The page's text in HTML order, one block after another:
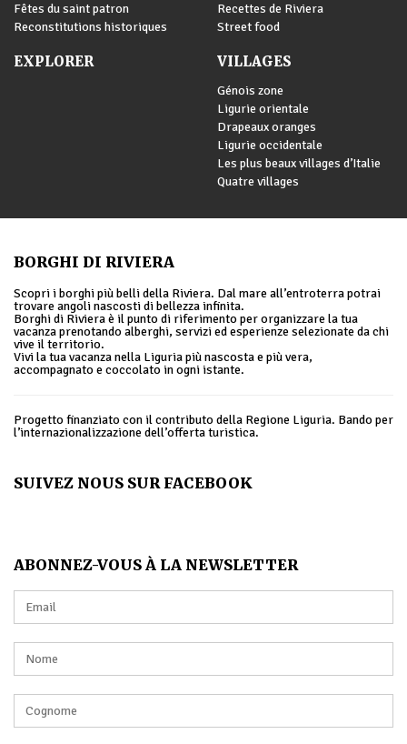
Fêtes du saint patron
Reconstitutions historiques
Recettes de Riviera
Street food
EXPLORER VILLAGES
Génois zone
Ligurie orientale
Drapeaux oranges
Ligurie occidentale
Les plus beaux villages d’Italie
Quatre villages
BORGHI DI RIVIERA
Scopri i borghi più belli della Riviera. Dal mare all’entroterra potrai
trovare angoli nascosti di bellezza infinita.
Borghi di Riviera è il punto di riferimento per organizzare la tua
vacanza prenotando alberghi, servizi ed esperienze selezionate da chi
vive il territorio.
Vivi la tua vacanza nella Liguria più nascosta e più vera,
accompagnato e coccolato in ogni istante.
Progetto finanziato con il contributo della Regione Liguria. Bando per
l’internazionalizzazione dell’offerta turistica.
SUIVEZ NOUS SUR FACEBOOK
ABONNEZ-VOUS À LA NEWSLETTER